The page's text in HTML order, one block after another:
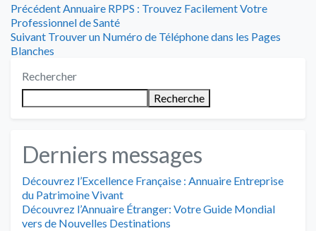
Navigation
de
l’article
Précédent Article
précédent
:
Annuaire RPPS : Trouvez Facilement Votre
Professionnel de Santé
Suivant Article
suivant
Trouver un Numéro de Téléphone dans les Pages
Blanches
Rechercher
Recherche
Derniers messages
Découvrez l’Excellence Française : Annuaire Entreprise
du Patrimoine Vivant
Découvrez l’Annuaire Étranger: Votre Guide Mondial
vers de Nouvelles Destinations